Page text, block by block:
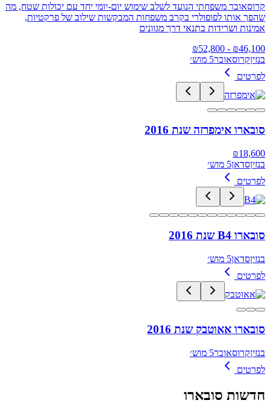
קרוסאובר משפחתי הנועד לשלב שימוש יום-יומי יחד עם יכולות שטח, מה
שהפך אותו לפופולרי בקרב משפחות המבקשות שילוב של פרקטיות,
אמינות ושרידות בתנאי דרך מגוונים
₪46,100
- ₪
52,800
בנזיןקרוסאובר5 מוש׳
לפרטים
סובארו אימפרזה שנת 2016
₪18,600
בנזיןסדאן5 מוש׳
לפרטים
סובארו B4 שנת 2016
בנזיןסדאן5 מוש׳
לפרטים
סובארו אאוטבק שנת 2016
בנזיןקרוסאובר5 מוש׳
לפרטים
חדשות סובארו